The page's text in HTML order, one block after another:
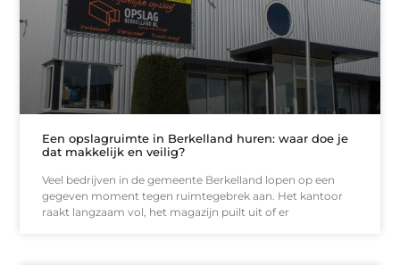
Een opslagruimte in Berkelland huren: waar doe je
dat makkelijk en veilig?
Veel bedrijven in de gemeente Berkelland lopen op een
gegeven moment tegen ruimtegebrek aan. Het kantoor
raakt langzaam vol, het magazijn puilt uit of er